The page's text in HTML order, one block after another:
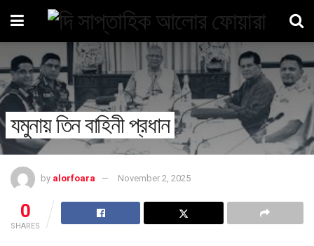
যমুনায় তিন বাহিনী প্রধান
by alorfoara November 2, 2025
0
SHARES